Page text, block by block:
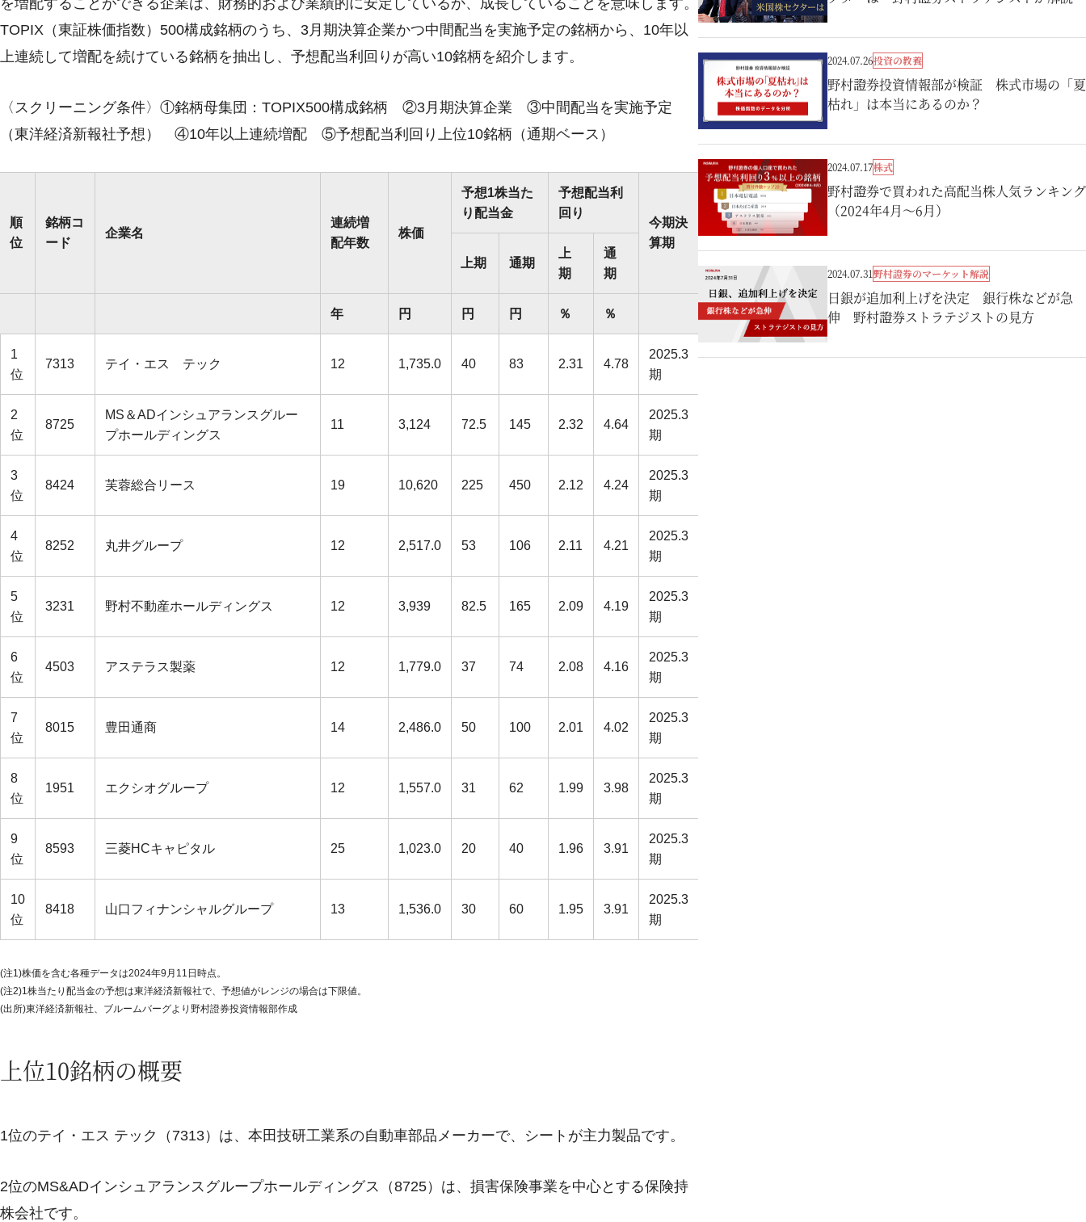
TOPIX（東証株価指数）500構成銘柄のうち、3月期決算企業かつ中間配当を実施予定の銘柄から、10年以
上連続して増配を続けている銘柄を抽出し、予想配当利回りが高い10銘柄を紹介します。
〈スクリーニング条件〉①銘柄母集団：TOPIX500構成銘柄 ②3月期決算企業 ③中間配当を実施予定
（東洋経済新報社予想） ④10年以上連続増配 ⑤予想配当利回り上位10銘柄（通期ベース）
順
位
銘柄コ
ード
企業名
連続増
配年数
株価
予想1株当た
り配当金
予想配当利
回り
今期決
算期
上期
通期
上
期
通
期
年 円 円 円 ％ ％
1
位
7313 テイ・エス テック 12 1,735.0 40 83 2.31 4.78
2025.3
期
2
位
8725
MS＆ADインシュアランスグルー
プホールディングス
11 3,124 72.5 145 2.32 4.64
2025.3
期
3
位
8424 芙蓉総合リース 19 10,620 225 450 2.12 4.24
2025.3
期
4
位
8252 丸井グループ 12 2,517.0 53 106 2.11 4.21
2025.3
期
5
位
3231 野村不動産ホールディングス 12 3,939 82.5 165 2.09 4.19
2025.3
期
6
位
4503 アステラス製薬 12 1,779.0 37 74 2.08 4.16
2025.3
期
7
位
8015 豊田通商 14 2,486.0 50 100 2.01 4.02
2025.3
期
8
位
1951 エクシオグループ 12 1,557.0 31 62 1.99 3.98
2025.3
期
9
位
8593 三菱HCキャピタル 25 1,023.0 20 40 1.96 3.91
2025.3
期
10
位
8418 山口フィナンシャルグループ 13 1,536.0 30 60 1.95 3.91
2025.3
期
(注1)株価を含む各種データは2024年9月11日時点。
(注2)1株当たり配当金の予想は東洋経済新報社で、予想値がレンジの場合は下限値。
(出所)東洋経済新報社、ブルームバーグより野村證券投資情報部作成
上位10銘柄の概要
1位のテイ・エス テック（7313）は、本田技研工業系の自動車部品メーカーで、シートが主力製品です。
2位のMS&ADインシュアランスグループホールディングス（8725）は、損害保険事業を中心とする保険持
株会社です。
2024.07.26投資の教養
野村證券投資情報部が検証 株式市場の「夏
枯れ」は本当にあるのか？
2024.07.17株式
野村證券で買われた高配当株人気ランキング
（2024年4月～6月）
2024.07.31野村證券のマーケット解説
日銀が追加利上げを決定 銀行株などが急
伸 野村證券ストラテジストの見方